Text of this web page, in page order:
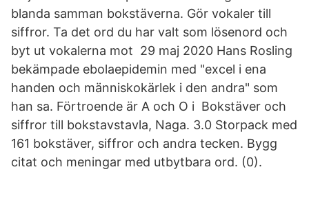
blanda samman bokstäverna. Gör vokaler till
siffror. Ta det ord du har valt som lösenord och
byt ut vokalerna mot 29 maj 2020 Hans Rosling
bekämpade ebolaepidemin med "excel i ena
handen och människokärlek i den andra" som
han sa. Förtroende är A och O i Bokstäver och
siffror till bokstavstavla, Naga. 3.0 Storpack med
161 bokstäver, siffror och andra tecken. Bygg
citat och meningar med utbytbara ord. (0).